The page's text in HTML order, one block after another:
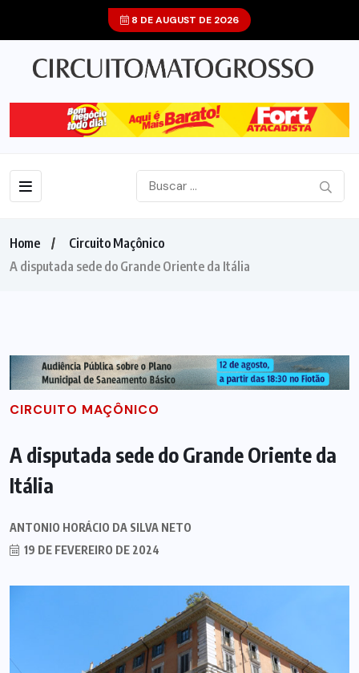
8 DE AUGUST DE 2026
Home
Circuito Maçônico
A disputada sede do Grande Oriente da Itália
CIRCUITO MAÇÔNICO
A disputada sede do Grande Oriente da
Itália
ANTONIO HORÁCIO DA SILVA NETO
19 DE FEVEREIRO DE 2024